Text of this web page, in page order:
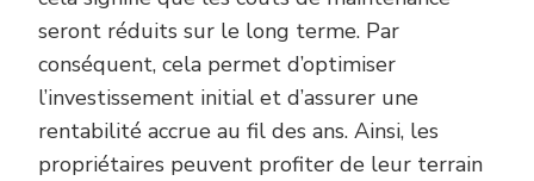
seront réduits sur le long terme. Par
conséquent, cela permet d’optimiser
l’investissement initial et d’assurer une
rentabilité accrue au fil des ans. Ainsi, les
propriétaires peuvent profiter de leur terrain